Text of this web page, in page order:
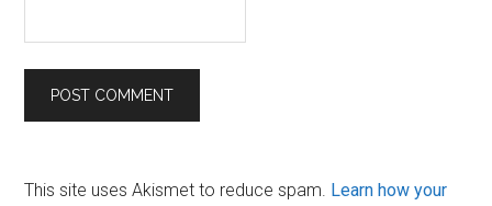
This site uses Akismet to reduce spam. Learn how your